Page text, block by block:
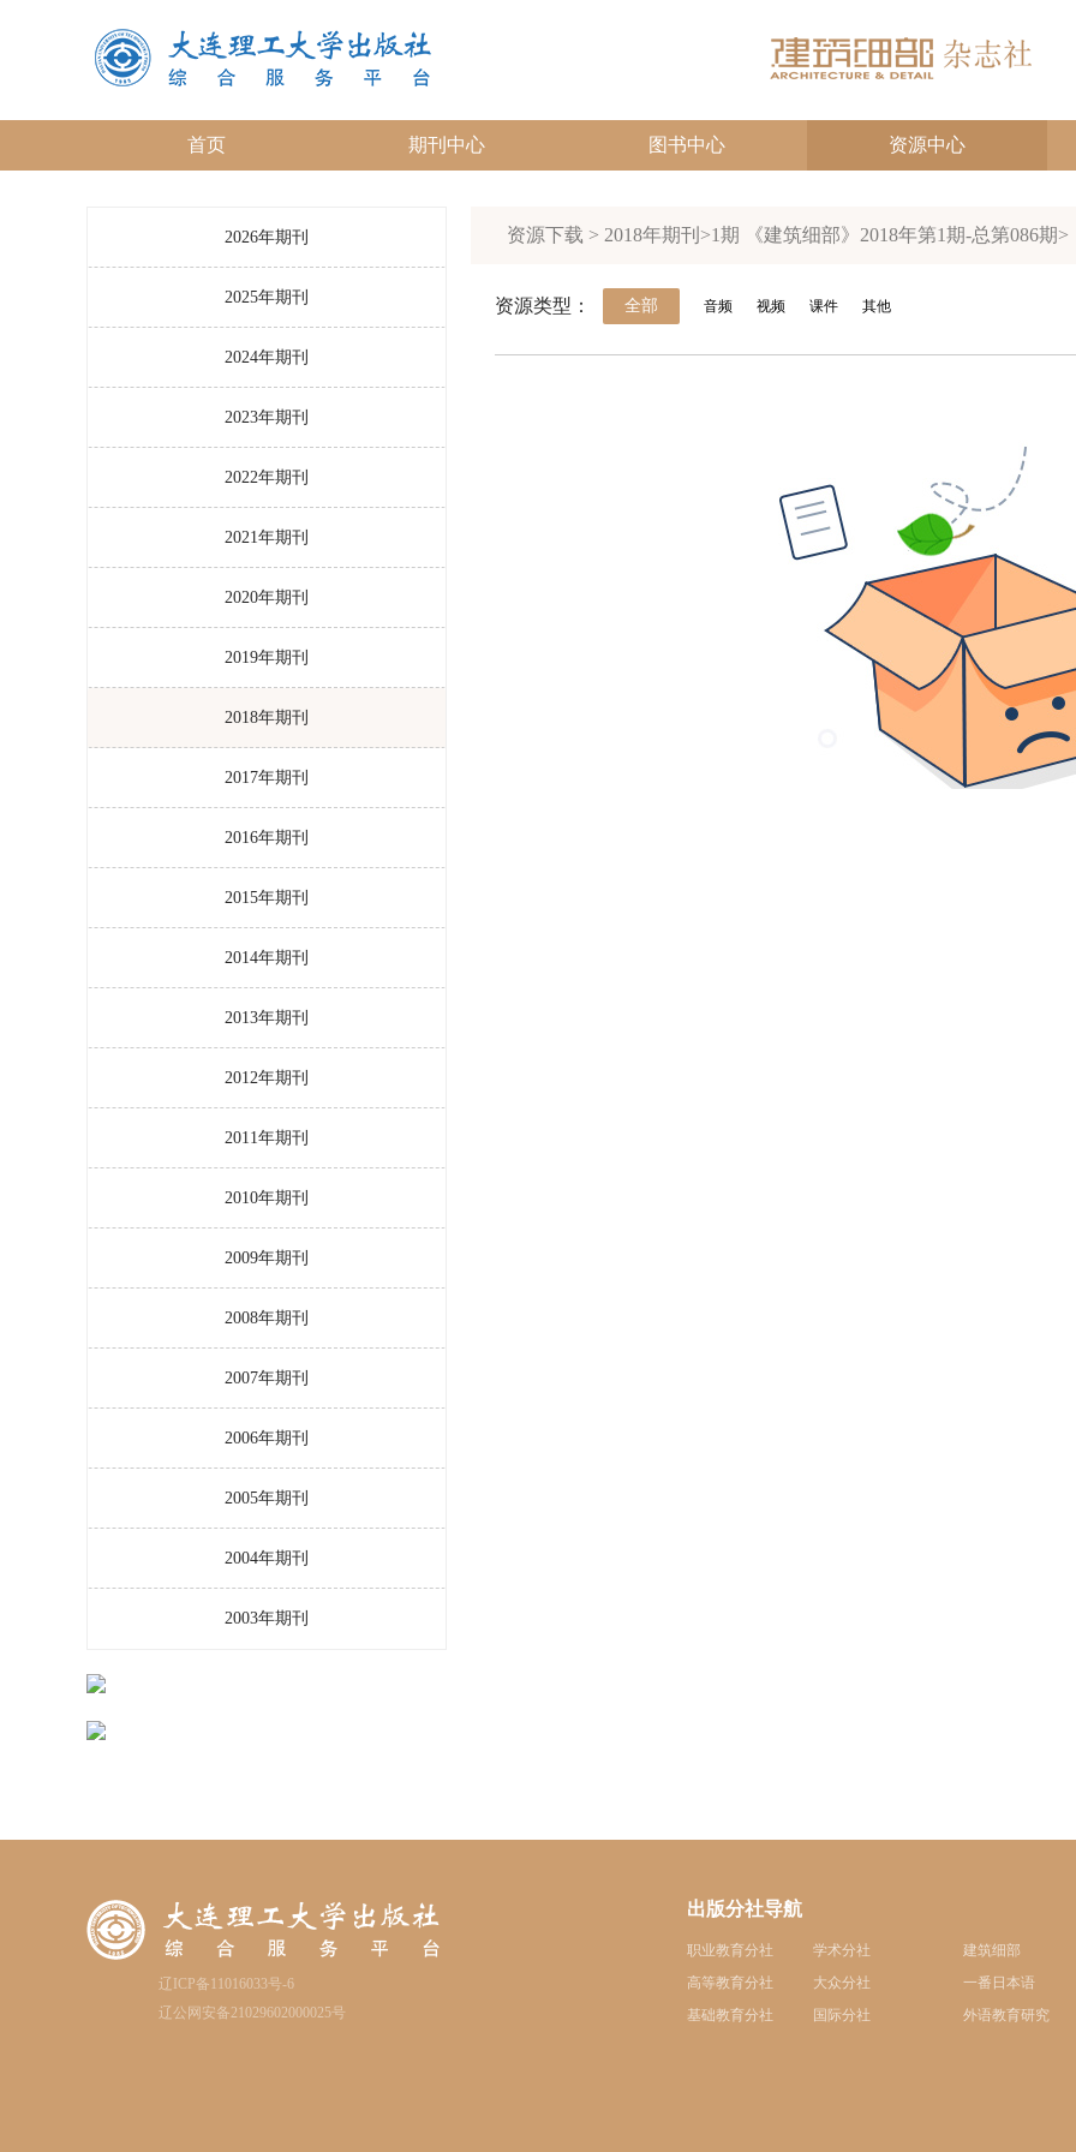
首页 期刊中心 图书中心 资源中心
2026年期刊
2025年期刊
2024年期刊
2023年期刊
2022年期刊
2021年期刊
2020年期刊
2019年期刊
2018年期刊
2017年期刊
2016年期刊
2015年期刊
2014年期刊
2013年期刊
2012年期刊
2011年期刊
2010年期刊
2009年期刊
2008年期刊
2007年期刊
2006年期刊
2005年期刊
2004年期刊
2003年期刊
资源下载 > 2018年期刊>1期 《建筑细部》2018年第1期-总第086期>
资源类型： 全部 音频 视频 课件 其他
辽ICP备11016033号-6
辽公网安备21029602000025号
出版分社导航
职业教育分社
学术分社
高等教育分社
大众分社
基础教育分社
国际分社
建筑细部
一番日本语
外语教育研究